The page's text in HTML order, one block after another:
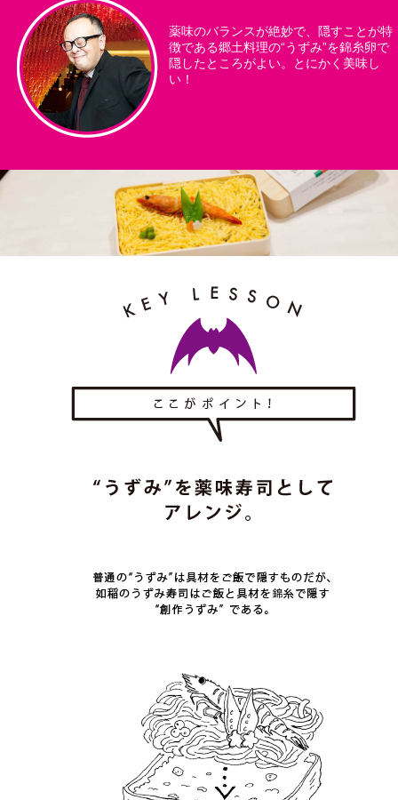
薬味のバランスが絶妙で、隠すことが特
徴である郷土料理の“うずみ”を錦糸卵で
隠したところがよい。とにかく美味し
い！